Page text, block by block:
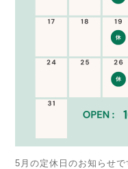
5月の定休日のお知らせ